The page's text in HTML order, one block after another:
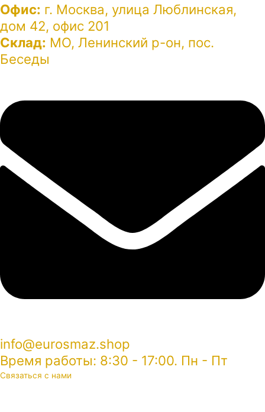
Офис: г. Москва, улица Люблинская,
дом 42, офис 201
Склад: МО, Ленинский р-он, пос.
Беседы
info@eurosmaz.shop
Время работы: 8:30 - 17:00. Пн - Пт
Связаться с нами